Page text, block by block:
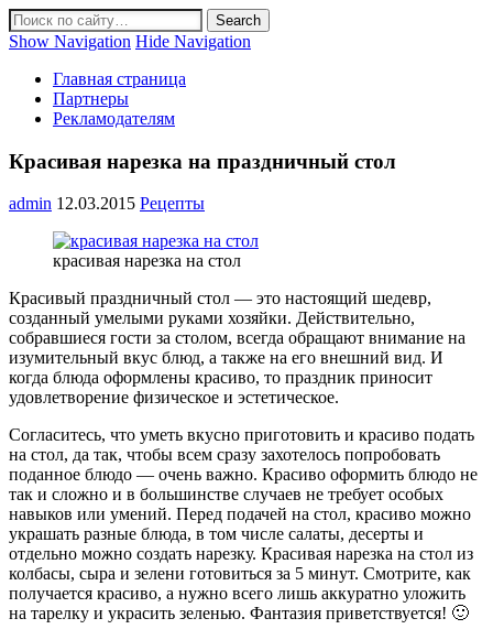
Show Navigation Hide Navigation
Главная страница
Партнеры
Рекламодателям
Красивая нарезка на праздничный стол
admin 12.03.2015 Рецепты
красивая нарезка на стол
Красивый праздничный стол — это настоящий шедевр,
созданный умелыми руками хозяйки. Действительно,
собравшиеся гости за столом, всегда обращают внимание на
изумительный вкус блюд, а также на его внешний вид. И
когда блюда оформлены красиво, то праздник приносит
удовлетворение физическое и эстетическое.
Согласитесь, что уметь вкусно приготовить и красиво подать
на стол, да так, чтобы всем сразу захотелось попробовать
поданное блюдо — очень важно. Красиво оформить блюдо не
так и сложно и в большинстве случаев не требует особых
навыков или умений. Перед подачей на стол, красиво можно
украшать разные блюда, в том числе салаты, десерты и
отдельно можно создать нарезку. Красивая нарезка на стол из
колбасы, сыра и зелени готовиться за 5 минут. Смотрите, как
получается красиво, а нужно всего лишь аккуратно уложить
на тарелку и украсить зеленью. Фантазия приветствуется! 🙂